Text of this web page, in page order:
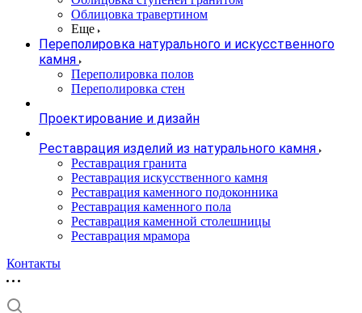
Облицовка травертином
Еще
Переполировка натурального и искусственного
камня
Переполировка полов
Переполировка стен
Проектирование и дизайн
Реставрация изделий из натурального камня
Реставрация гранита
Реставрация искусственного камня
Реставрация каменного подоконника
Реставрация каменного пола
Реставрация каменной столешницы
Реставрация мрамора
Контакты